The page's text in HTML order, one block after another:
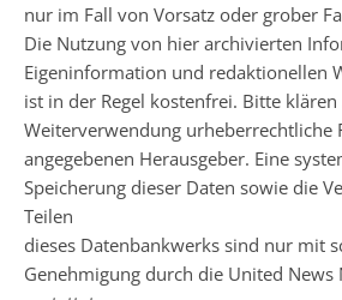
nur im Fall von Vorsatz oder grober
Die Nutzung von hier archivierten
Eigeninformation und redaktionellen
ist in der Regel kostenfrei. Bitte
Weiterverwendung urheberrechtliche
angegebenen Herausgeber. Eine
Speicherung dieser Daten sowie die
Teilen
dieses Datenbankwerks sind nur mit
Genehmigung durch die United News